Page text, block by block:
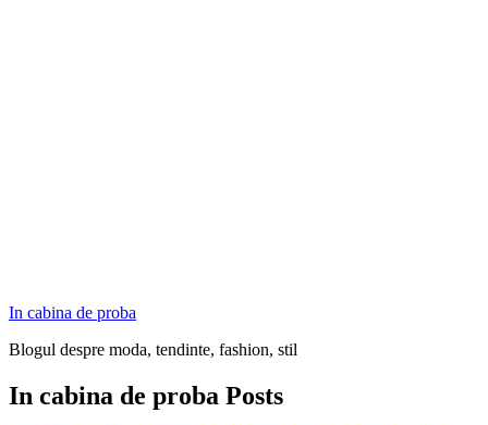
In cabina de proba
Blogul despre moda, tendinte, fashion, stil
In cabina de proba Posts